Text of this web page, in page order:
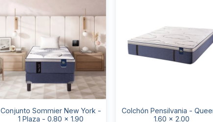
Conjunto Sommier New York -
1 Plaza - 0.80 x 1.90
Colchón Pensilvania -
1.60 x 2.00